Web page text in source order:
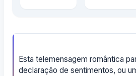
Esta telemensagem romântica
declaração de sentimentos, ou